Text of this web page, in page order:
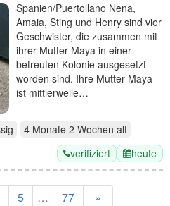
Spanien/Puertollano Nena,
Amaia, Sting und Henry sind vier
Geschwister, die zusammen mit
ihrer Mutter Maya in einer
betreuten Kolonie ausgesetzt
worden sind. Ihre Mutter Maya
ist mittlerweile…
4 Monate 2 Wochen alt
verifiziert heute
5 … 77 »